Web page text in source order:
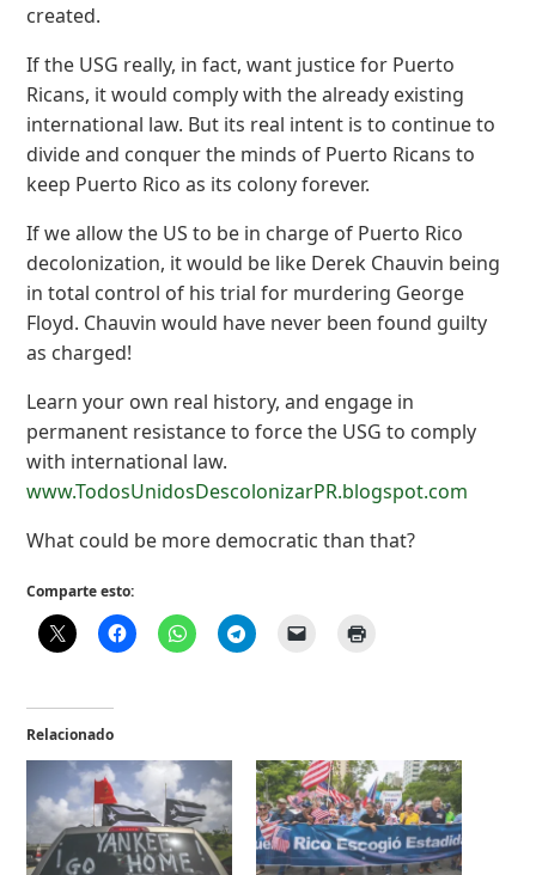
created.
If the USG really, in fact, want justice for Puerto
Ricans, it would comply with the already existing
international law. But its real intent is to continue to
divide and conquer the minds of Puerto Ricans to
keep Puerto Rico as its colony forever.
If we allow the US to be in charge of Puerto Rico
decolonization, it would be like Derek Chauvin being
in total control of his trial for murdering George
Floyd. Chauvin would have never been found guilty
as charged!
Learn your own real history, and engage in
permanent resistance to force the USG to comply
with international law.
www.TodosUnidosDescolonizarPR.blogspot.com
What could be more democratic than that?
Comparte esto:
Relacionado